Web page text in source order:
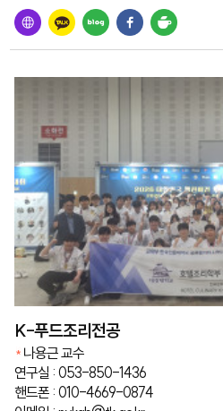
K-푸드조리전공
나용근 교수
연구실 : 053-850-1436
핸드폰 : 010-4669-0874